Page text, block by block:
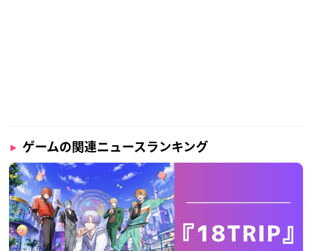
ゲームの関連ニュースランキング